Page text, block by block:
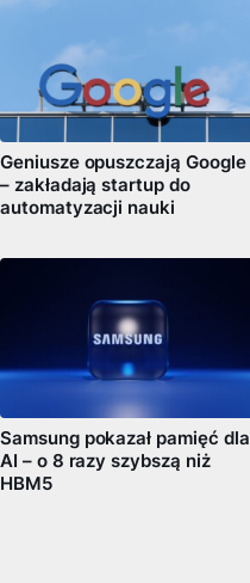
Geniusze opuszczają Google
– zakładają startup do
automatyzacji nauki
Samsung pokazał pamięć dla
AI – o 8 razy szybszą niż
HBM5